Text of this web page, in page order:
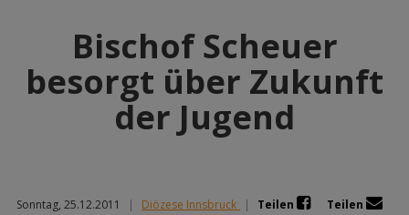
Bischof Scheuer
besorgt über Zukunft
der Jugend
Sonntag, 25.12.2011 | Diözese Innsbruck | Teilen
Teilen